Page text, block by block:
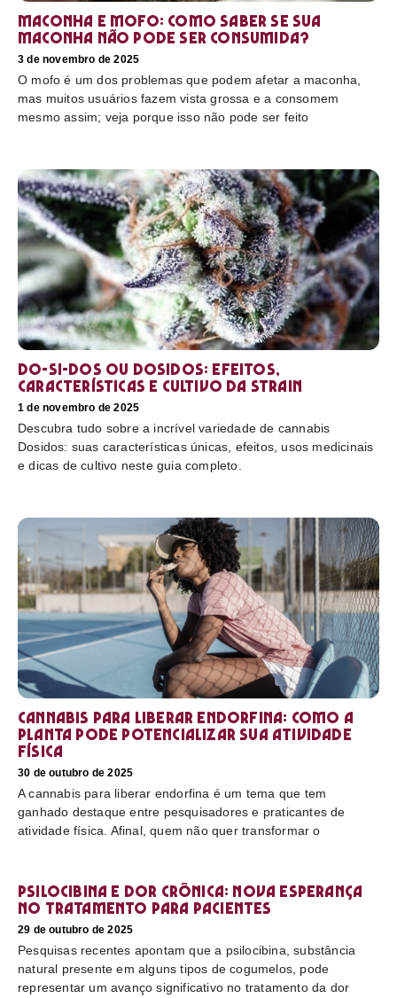
Maconha e mofo: como saber se sua
maconha não pode ser consumida?
3 de novembro de 2025
O mofo é um dos problemas que podem afetar a maconha,
mas muitos usuários fazem vista grossa e a consomem
mesmo assim; veja porque isso não pode ser feito
Do-Si-Dos ou Dosidos: efeitos,
características e cultivo da strain
1 de novembro de 2025
Descubra tudo sobre a incrível variedade de cannabis
Dosidos: suas características únicas, efeitos, usos medicinais
e dicas de cultivo neste guia completo.
Cannabis para liberar endorfina: como a
planta pode potencializar sua atividade
física
30 de outubro de 2025
A cannabis para liberar endorfina é um tema que tem
ganhado destaque entre pesquisadores e praticantes de
atividade física. Afinal, quem não quer transformar o
Psilocibina e dor crônica: nova esperança
no tratamento para pacientes
29 de outubro de 2025
Pesquisas recentes apontam que a psilocibina, substância
natural presente em alguns tipos de cogumelos, pode
representar um avanço significativo no tratamento da dor